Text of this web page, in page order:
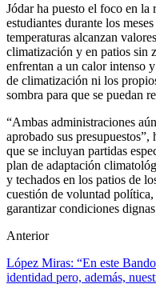
Jódar ha puesto el foco en la
estudiantes durante los
temperaturas alcanzan
climatización y en patios sin
enfrentan a un calor intenso
de climatización ni los
sombra para que se puedan
“Ambas administraciones
aprobado sus
que se incluyan partidas
plan de adaptación
y techados en los patios de
cuestión de voluntad política,
garantizar condiciones
Anterior
López Miras: “En este
identidad pero, además,